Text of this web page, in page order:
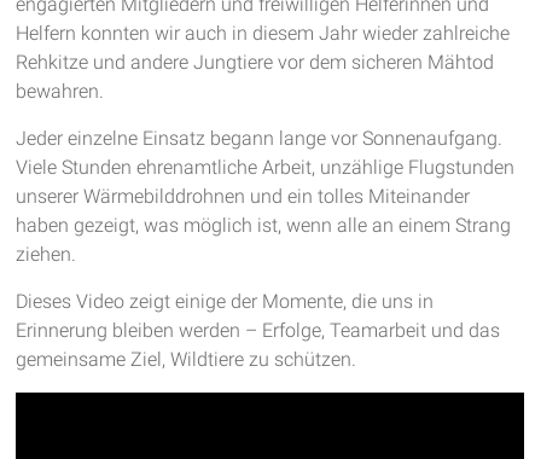
Helfern konnten wir auch in diesem Jahr wieder zahlreiche
Rehkitze und andere Jungtiere vor dem sicheren Mähtod
bewahren.
Jeder einzelne Einsatz begann lange vor Sonnenaufgang.
Viele Stunden ehrenamtliche Arbeit, unzählige Flugstunden
unserer Wärmebilddrohnen und ein tolles Miteinander
haben gezeigt, was möglich ist, wenn alle an einem Strang
ziehen.
Dieses Video zeigt einige der Momente, die uns in
Erinnerung bleiben werden – Erfolge, Teamarbeit und das
gemeinsame Ziel, Wildtiere zu schützen.